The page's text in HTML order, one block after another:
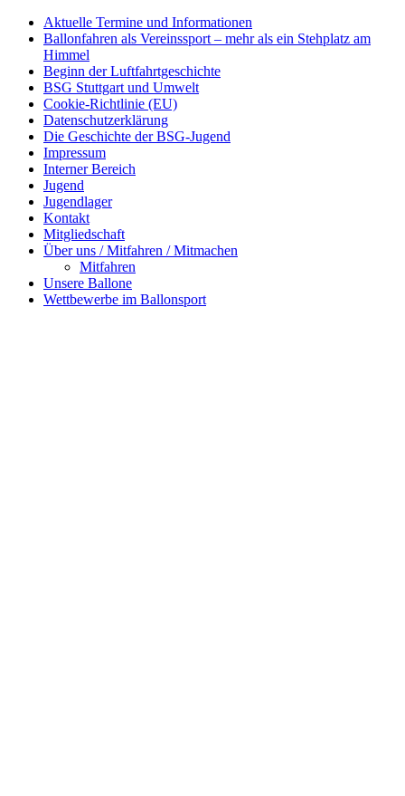
Aktuelle Termine und Informationen
Ballonfahren als Vereinssport – mehr als ein Stehplatz am
Himmel
Beginn der Luftfahrtgeschichte
BSG Stuttgart und Umwelt
Cookie-Richtlinie (EU)
Datenschutzerklärung
Die Geschichte der BSG-Jugend
Impressum
Interner Bereich
Jugend
Jugendlager
Kontakt
Mitgliedschaft
Über uns / Mitfahren / Mitmachen
Mitfahren
Unsere Ballone
Wettbewerbe im Ballonsport